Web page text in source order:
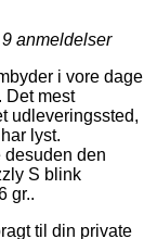
9 anmeldelser
i vore dage
mest
udleveringssted,
lyst.
desuden den
S blink
gr..
til din private